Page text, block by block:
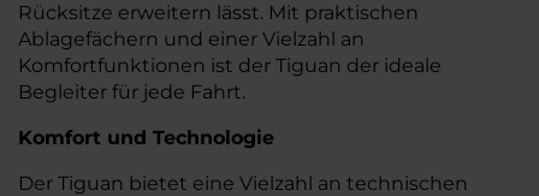
Rücksitze erweitern lässt. Mit praktischen
Ablagefächern und einer Vielzahl an
Komfortfunktionen ist der Tiguan der ideale
Begleiter für jede Fahrt.
Komfort und Technologie
Der Tiguan bietet eine Vielzahl an technischen